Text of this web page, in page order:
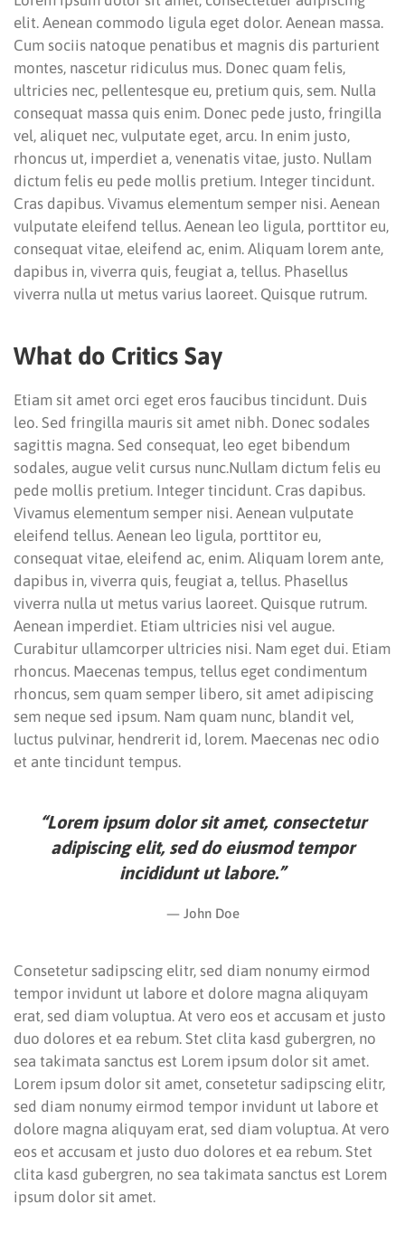
elit. Aenean commodo ligula eget dolor. Aenean massa.
Cum sociis natoque penatibus et magnis dis parturient
montes, nascetur ridiculus mus. Donec quam felis,
ultricies nec, pellentesque eu, pretium quis, sem. Nulla
consequat massa quis enim. Donec pede justo, fringilla
vel, aliquet nec, vulputate eget, arcu. In enim justo,
rhoncus ut, imperdiet a, venenatis vitae, justo. Nullam
dictum felis eu pede mollis pretium. Integer tincidunt.
Cras dapibus. Vivamus elementum semper nisi. Aenean
vulputate eleifend tellus. Aenean leo ligula, porttitor eu,
consequat vitae, eleifend ac, enim. Aliquam lorem ante,
dapibus in, viverra quis, feugiat a, tellus. Phasellus
viverra nulla ut metus varius laoreet. Quisque rutrum.
What do Critics Say
Etiam sit amet orci eget eros faucibus tincidunt. Duis
leo. Sed fringilla mauris sit amet nibh. Donec sodales
sagittis magna. Sed consequat, leo eget bibendum
sodales, augue velit cursus nunc.Nullam dictum felis eu
pede mollis pretium. Integer tincidunt. Cras dapibus.
Vivamus elementum semper nisi. Aenean vulputate
eleifend tellus. Aenean leo ligula, porttitor eu,
consequat vitae, eleifend ac, enim. Aliquam lorem ante,
dapibus in, viverra quis, feugiat a, tellus. Phasellus
viverra nulla ut metus varius laoreet. Quisque rutrum.
Aenean imperdiet. Etiam ultricies nisi vel augue.
Curabitur ullamcorper ultricies nisi. Nam eget dui. Etiam
rhoncus. Maecenas tempus, tellus eget condimentum
rhoncus, sem quam semper libero, sit amet adipiscing
sem neque sed ipsum. Nam quam nunc, blandit vel,
luctus pulvinar, hendrerit id, lorem. Maecenas nec odio
et ante tincidunt tempus.
“Lorem ipsum dolor sit amet, consectetur
adipiscing elit, sed do eiusmod tempor
incididunt ut labore.”
John Doe
Consetetur sadipscing elitr, sed diam nonumy eirmod
tempor invidunt ut labore et dolore magna aliquyam
erat, sed diam voluptua. At vero eos et accusam et justo
duo dolores et ea rebum. Stet clita kasd gubergren, no
sea takimata sanctus est Lorem ipsum dolor sit amet.
Lorem ipsum dolor sit amet, consetetur sadipscing elitr,
sed diam nonumy eirmod tempor invidunt ut labore et
dolore magna aliquyam erat, sed diam voluptua. At vero
eos et accusam et justo duo dolores et ea rebum. Stet
clita kasd gubergren, no sea takimata sanctus est Lorem
ipsum dolor sit amet.